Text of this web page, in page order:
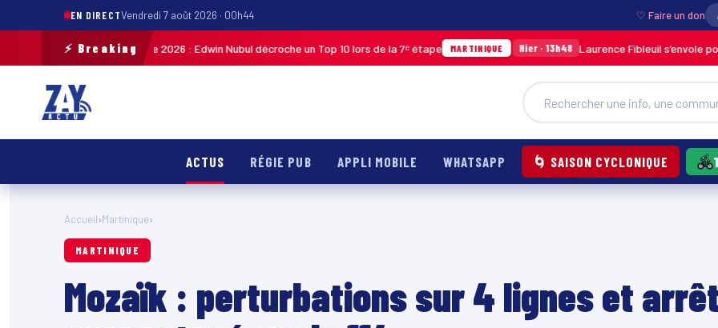
EN DIRECTVendredi 7 août 2026 · 00h44 ♡ Faire un don
⚡ Breaking
de Guadeloupe 2026 : Edwin Nubul décroche un Top 10 lors de la 7ᵉ étape MARTINIQUE Hier · 13h48 Laurence Fibleuil s’envole pour
ACTUS RÉGIE PUB APPLI MOBILE WHATSAPP 🌀 SAISON CYCLONIQUE
Accueil›Martinique›
MARTINIQUE
Mozaïk : perturbations sur 4 lignes et